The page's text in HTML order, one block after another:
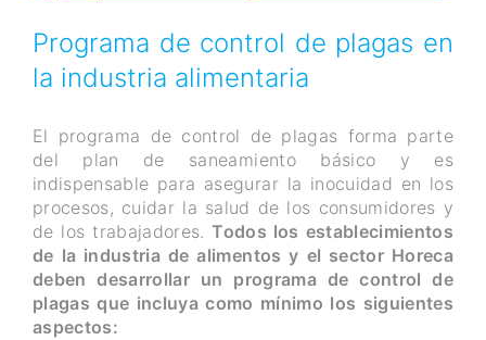
Programa de control de plagas en
la industria alimentaria
El programa de control de plagas forma parte
del plan de saneamiento básico y es
indispensable para asegurar la inocuidad en los
procesos, cuidar la salud de los consumidores y
de los trabajadores.Todos los establecimientos
de la industria de alimentos y el sector Horeca
deben desarrollar un programa de control de
plagas que incluya como mínimo los siguientes
aspectos: